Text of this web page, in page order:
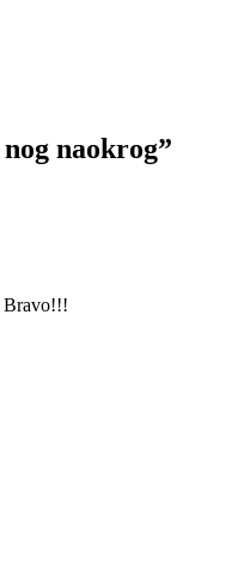
naokrog”
Bravo!!!